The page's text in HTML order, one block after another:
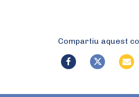
Compartiu aquest